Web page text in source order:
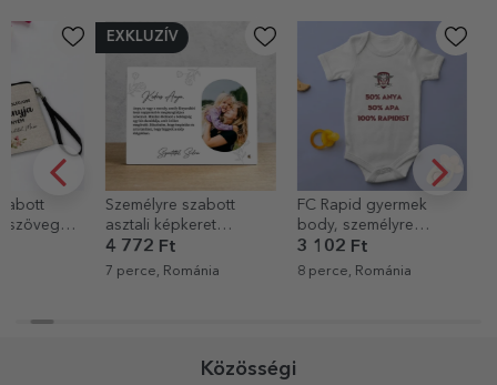
EXKLUZÍV
Személyre szabott
asztali képkeret
szöveggel szeretteinek
7 perce, Románia
FC Rapid gyermek
body, személyre
szabott üzenettel –
100% Rapidista
8 perce, Románia
Személyre
mackó
14 perce,
Közösségi